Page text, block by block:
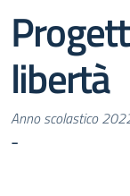
libertà
Anno scolastico
-